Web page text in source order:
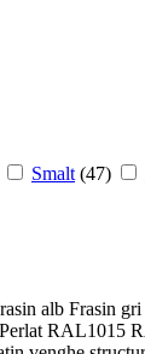
Smalt (47)
alb Frasin gri
Perlat RAL1015